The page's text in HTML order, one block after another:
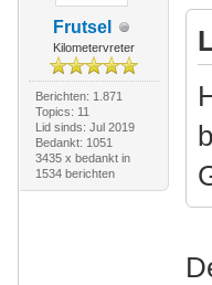
Frutsel
Kilometervreter
Berichten: 1.871
Topics: 11
Lid sinds: Jul 2019
Bedankt: 1051
3435 x bedankt in
1534 berichten